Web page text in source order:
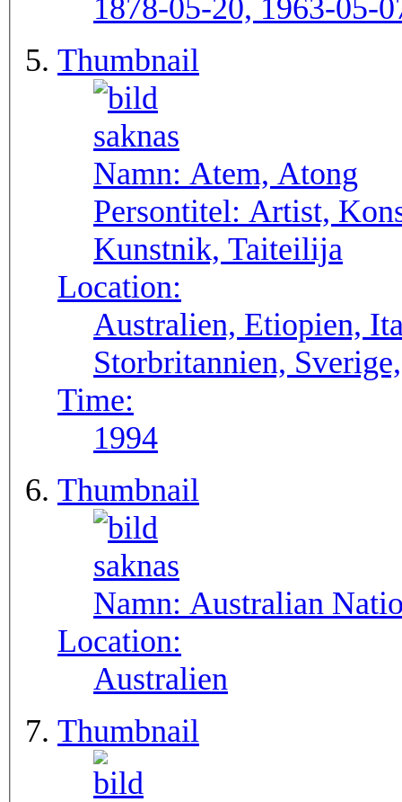
1878-05-20, 1963-05-
Thumbnail
Namn: Atem, Atong
Persontitel: Artist,
Kunstnik, Taiteilija
Location:
Australien, Etiopien,
Storbritannien,
Time:
1994
Thumbnail
Namn: Australian
Location:
Australien
Thumbnail